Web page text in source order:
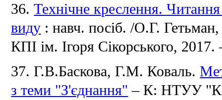
36.Технічне креслення.Читання
виду : навч.посіб./О.Г.
КПІ ім. Ігоря Сікорського, 2017.
37. Г.В.Баскова, Г.М.Коваль.
з теми "З'єднання" – К: НТУУ